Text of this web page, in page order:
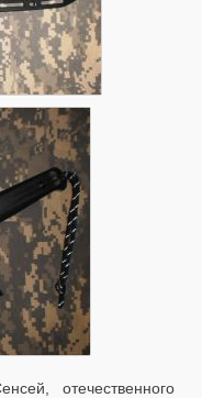
отечественного